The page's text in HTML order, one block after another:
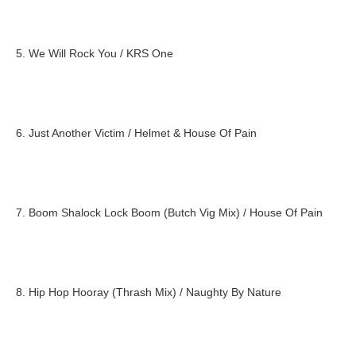
5. We Will Rock You / KRS One
6. Just Another Victim / Helmet & House Of Pain
7. Boom Shalock Lock Boom (Butch Vig Mix) / House Of Pain
8. Hip Hop Hooray (Thrash Mix) / Naughty By Nature